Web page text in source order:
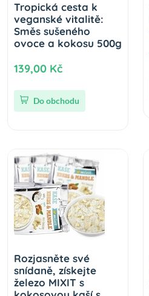
Tropická cesta k
veganské vitalitě:
Směs sušeného
ovoce a kokosu 500g
139,00 Kč
Do obchodu
Rozjasněte své
snídaně, získejte
železo MIXIT s